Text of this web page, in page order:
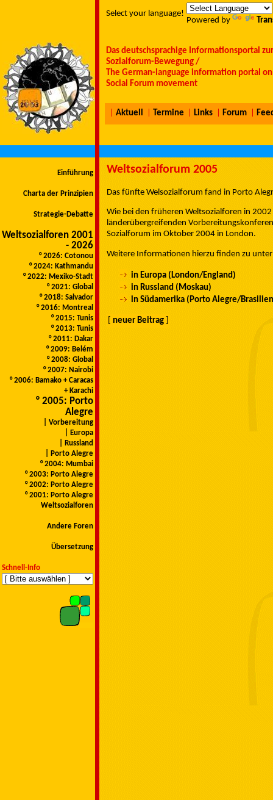
Select your language!
Powered by
Das deutschsprachige Informationsportal
Sozialforum-Bewegung /
The German-language information portal
Social Forum movement
Aktuell Termine Links Forum
Einführung
Charta der Prinzipien
Strategie-Debatte
Weltsozialforen 2001
- 2026
° 2026: Cotonou
° 2024: Kathmandu
° 2022: Mexiko-Stadt
° 2021: Global
° 2018: Salvador
° 2016: Montreal
° 2015: Tunis
° 2013: Tunis
° 2011: Dakar
° 2009: Belém
° 2008: Global
° 2007: Nairobi
° 2006: Bamako + Caracas
+ Karachi
° 2005: Porto
Alegre
| Vorbereitung
| Europa
| Russland
| Porto Alegre
° 2004: Mumbai
° 2003: Porto Alegre
° 2002: Porto Alegre
° 2001: Porto Alegre
Weltsozialforen
Andere Foren
Übersetzung
Schnell-Info
Weltsozialforum 2005
Das fünfte Welsozialforum fand in Porto
Wie bei den früheren Weltsozialforen in
länderübergreifenden
Sozialforum im Oktober 2004 in London.
Weitere Informationen hierzu finden zu
in Europa (London/England)
in Russland (Moskau)
in Südamerika (Porto Alegre/
neuer Beitrag